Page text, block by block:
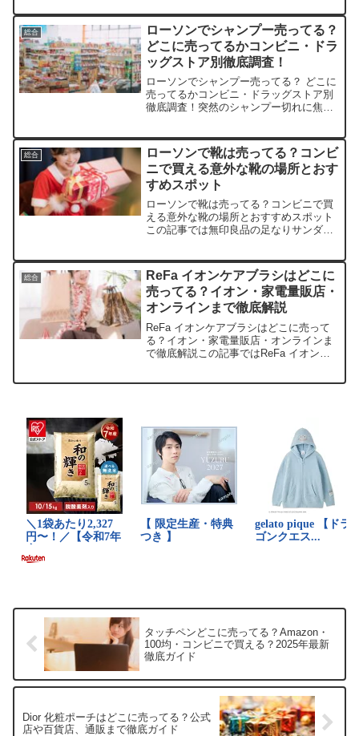
ます。店舗価格（10本入り）送料特徴
Amazon1,200円無...
総合
ローソンでシャンプー売ってる？
どこに売ってるかコンビニ・ドラ
ッグストア別徹底調査！
ローソンでシャンプー売ってる？ どこに
売ってるかコンビニ・ドラッグストア別
徹底調査！突然のシャンプー切れに焦っ
や、平均的な値段、安く買える場所など
を手短に紹介します。...
総合
ローソンで靴は売ってる？コンビ
ニで買える意外な靴の場所とおす
すめスポット
ローソンで靴は売ってる？コンビニで買
える意外な靴の場所とおすすめスポット
この記事では無印良品の足なりサンダル
す。店舗商品名平均価格特徴楽天市場無
印良品 足なりサンダル9...
総合
ReFa イオンケアブラシはどこに
売ってる？イオン・家電量販店・
オンラインまで徹底解説
ReFa イオンケアブラシはどこに売って
る？イオン・家電量販店・オンラインま
で徹底解説この記事ではReFa イオンケ
タッチペンどこに売ってる？Amazon・
100均・コンビニで買える？2025年最新
徹底ガイド
Dior 化粧ポーチはどこに売ってる？公式
店や百貨店、通販まで徹底ガイド